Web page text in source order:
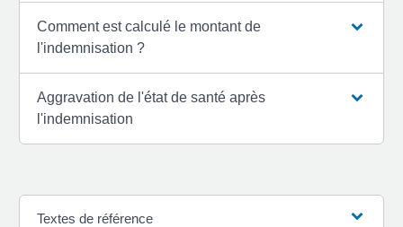
Comment est calculé le montant de
l'indemnisation ?
Aggravation de l'état de santé après
l'indemnisation
Textes de référence